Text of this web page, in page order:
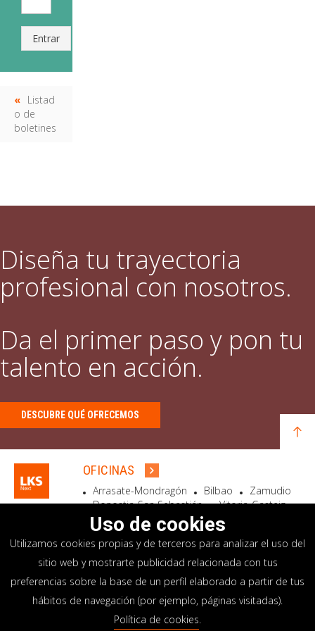
Entrar
Listad
o de
boletines
Diseña tu trayectoria
profesional con nosotros.
Da el primer paso y pon tu
talento en acción.
DESCUBRE QUÉ OFRECEMOS
OFICINAS
Arrasate-Mondragón Bilbao
Zamudio
Donostia-San Sebastián
Vitoria-Gasteiz
Madrid
El Astillero Bidart
SEDE SOCIAL
Goiru, 7 Arrasate-Mondragón
CP 20500 GIPUZKOA – SPAIN
+34 900 84 14 14
info@lksnext.com
Uso de cookies
Utilizamos cookies propias y de terceros para analizar el uso del
sitio web y mostrarte publicidad relacionada con tus
preferencias sobre la base de un perfil elaborado a partir de tus
hábitos de navegación (por ejemplo, páginas visitadas).
Política de cookies.